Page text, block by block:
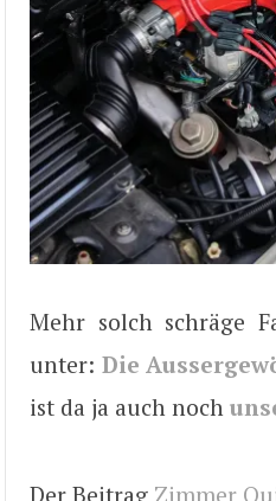
Mehr solch schräge
unter: Die
ist da ja auch noch
Der Beitrag Zimmer